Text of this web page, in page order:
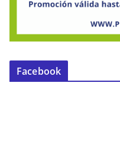
Facebook